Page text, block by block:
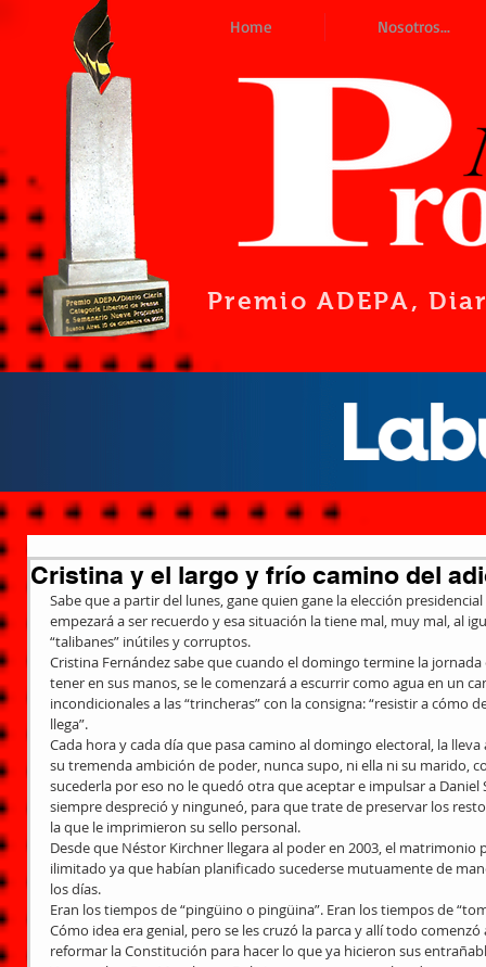
Home Nosotros...
Premio ADEPA,
Cristina y el largo y frío camino del
Sabe que a partir del lunes, gane quien gane la elección
empezará a ser recuerdo y esa situación la tiene mal, muy mal, al
“talibanes” inútiles y corruptos.
Cristina Fernández sabe que cuando el domingo termine la
tener en sus manos, se le comenzará a escurrir como agua en un
incondicionales a las “trincheras” con la consigna: “resistir a cómo
llega”.
Cada hora y cada día que pasa camino al domingo electoral, la
su tremenda ambición de poder, nunca supo, ni ella ni su marido,
sucederla por eso no le quedó otra que aceptar e impulsar a
siempre despreció y ninguneó, para que trate de preservar los
la que le imprimieron su sello personal.
Desde que Néstor Kirchner llegara al poder en 2003, el
ilimitado ya que habían planificado sucederse mutuamente de
los días.
Eran los tiempos de “pingüino o pingüina”. Eran los tiempos de
Cómo idea era genial, pero se les cruzó la parca y allí todo
reformar la Constitución para hacer lo que ya hicieron sus